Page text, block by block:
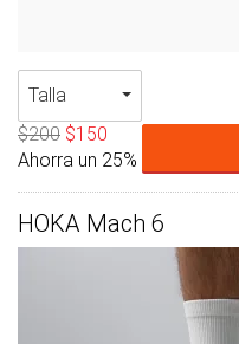
Talla
$200 $150
Ahorra un 25%
HOKA Mach 6